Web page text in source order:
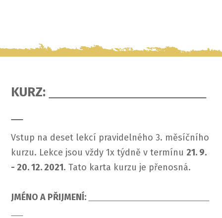
KURZ:
Vstup na deset lekcí pravidelného 3. měsíčního
kurzu. Lekce jsou vždy 1x týdně v termínu 21. 9.
- 20. 12. 2021. Tato karta kurzu je přenosná.
JMÉNO A PŘIJMENÍ: